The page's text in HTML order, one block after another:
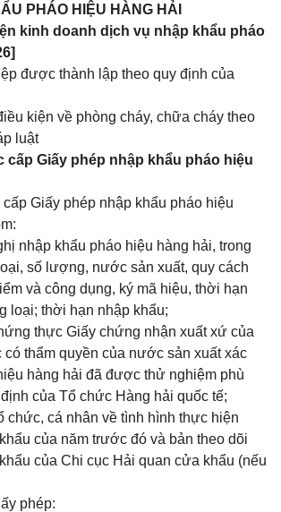
PHÁO HIỆU HÀNG HẢI
kinh doanh dịch vụ nhập khẩu pháo
được thành lập theo quy định của
kiện về phòng cháy, chữa cháy theo
luật
cấp Giấy phép nhập khẩu pháo hiệu
Giấy phép nhập khẩu pháo hiệu
nhập khẩu pháo hiệu hàng hải, trong
số lượng, nước sản xuất, quy cách
và công dụng, ký mã hiệu, thời hạn
loại; thời hạn nhập khẩu;
thực Giấy chứng nhận xuất xứ của
thẩm quyền của nước sản xuất xác
hàng hải đã được thử nghiệm phù
của Tổ chức Hàng hải quốc tế;
chức, cá nhân về tình hình thực hiện
của năm trước đó và bản theo dõi
của Chi cục Hải quan cửa khẩu (nếu
phép: